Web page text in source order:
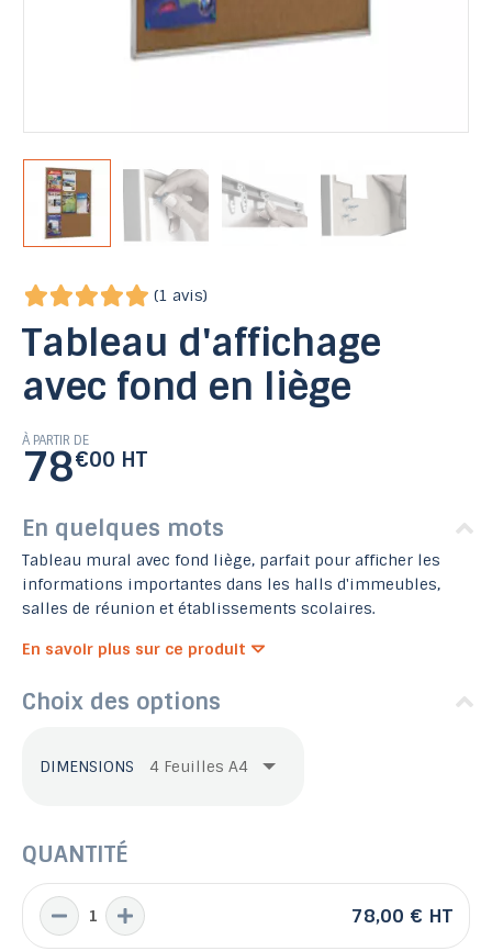
(1 avis)
Tableau d'affichage
avec fond en liège
À PARTIR DE
78€00 HT
En quelques mots
Tableau mural avec fond liège, parfait pour afficher les
informations importantes dans les halls d'immeubles,
salles de réunion et établissements scolaires.
En savoir plus sur ce produit
Choix des options
DIMENSIONS
QUANTITÉ
78,00 € HT